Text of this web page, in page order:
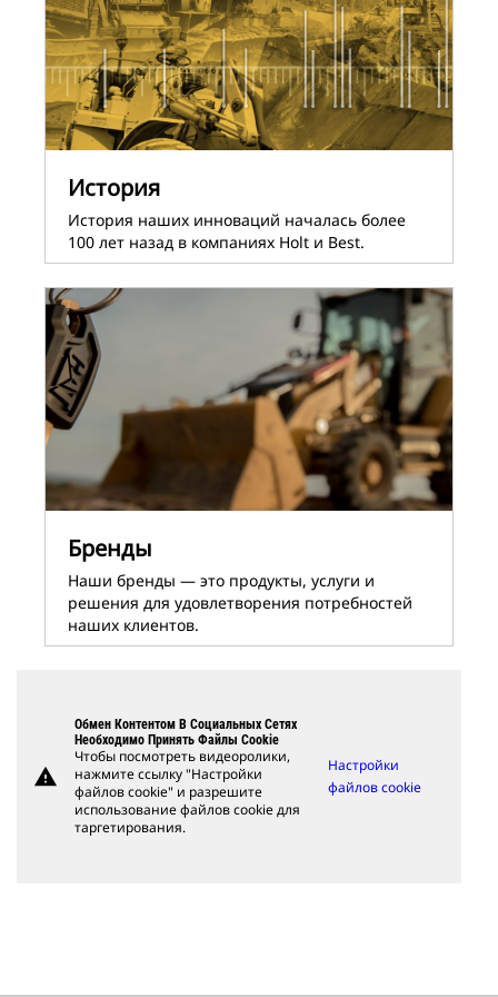
История
История наших инноваций началась более
100 лет назад в компаниях Holt и Best.
Бренды
Наши бренды ― это продукты, услуги и
решения для удовлетворения потребностей
наших клиентов.
warning
Обмен Контентом В Социальных Сетях
Необходимо Принять Файлы Cookie
Чтобы посмотреть видеоролики,
нажмите ссылку "Настройки
файлов cookie" и разрешите
использование файлов cookie для
таргетирования.
Настройки
файлов cookie